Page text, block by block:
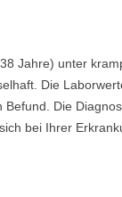
Jahre) unter
Die
Die
bei Ihrer